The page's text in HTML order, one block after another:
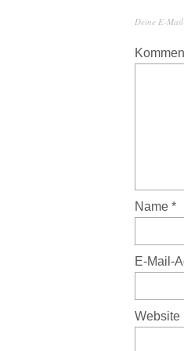
Deine E-
Name *
E-Mail-
Website